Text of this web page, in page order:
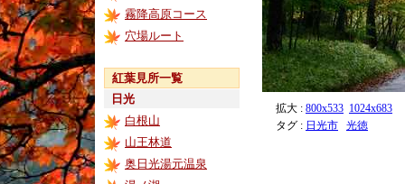
霧降高原コース
穴場ルート
紅葉見所一覧
日光
白根山
山王林道
奥日光湯元温泉
拡大 : 800x533 1024x683
タグ : 日光市 光徳